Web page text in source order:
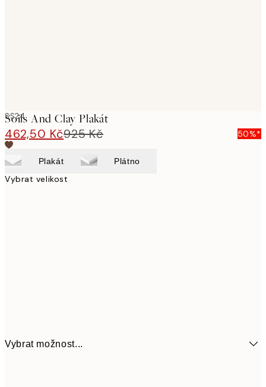
SS24
Soils And Clay Plakát
462,50 Kč925 Kč 50%*
Plakát Plátno
Vybrat velikost
Vybrat možnost...